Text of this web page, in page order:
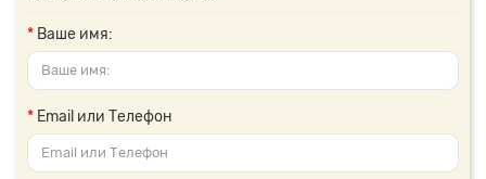
Ваше имя:
Email или Телефон